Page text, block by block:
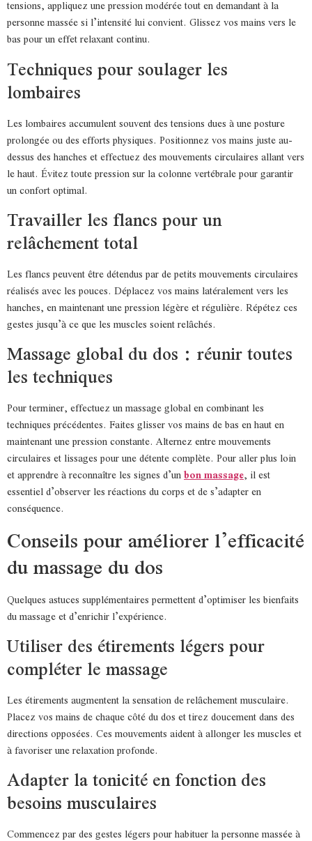
tensions, appliquez une pression modérée tout en demandant à la
personne massée si l’intensité lui convient. Glissez vos mains vers le
bas pour un effet relaxant continu.
Techniques pour soulager les
lombaires
Les lombaires accumulent souvent des tensions dues à une posture
prolongée ou des efforts physiques. Positionnez vos mains juste au-
dessus des hanches et effectuez des mouvements circulaires allant vers
le haut. Évitez toute pression sur la colonne vertébrale pour garantir
un confort optimal.
Travailler les flancs pour un
relâchement total
Les flancs peuvent être détendus par de petits mouvements circulaires
réalisés avec les pouces. Déplacez vos mains latéralement vers les
hanches, en maintenant une pression légère et régulière. Répétez ces
gestes jusqu’à ce que les muscles soient relâchés.
Massage global du dos : réunir toutes
les techniques
Pour terminer, effectuez un massage global en combinant les
techniques précédentes. Faites glisser vos mains de bas en haut en
maintenant une pression constante. Alternez entre mouvements
circulaires et lissages pour une détente complète. Pour aller plus loin
et apprendre à reconnaître les signes d’unbon massage, il est
essentiel d’observer les réactions du corps et de s’adapter en
conséquence.
Conseils pour améliorer l’efficacité
du massage du dos
Quelques astuces supplémentaires permettent d’optimiser les bienfaits
du massage et d’enrichir l’expérience.
Utiliser des étirements légers pour
compléter le massage
Les étirements augmentent la sensation de relâchement musculaire.
Placez vos mains de chaque côté du dos et tirez doucement dans des
directions opposées. Ces mouvements aident à allonger les muscles et
à favoriser une relaxation profonde.
Adapter la tonicité en fonction des
besoins musculaires
Commencez par des gestes légers pour habituer la personne massée à